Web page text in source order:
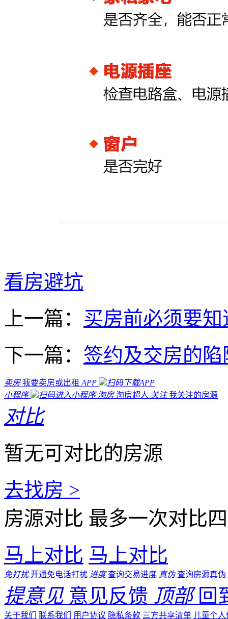
看房避坑
上一篇： 买房前必须要
下一篇： 签约及交房的
卖房 我要卖房或出租 APP
扫码下载APP
小程序
扫码进入小程序 淘房 淘房超人 关注 我关注的房源
对比
暂无可对比的房源
去找房 >
房源对比 最多一次对比
马上对比 马上对比
免打扰 开通免电话打扰 进度 查询交易进度 真伪 查询房源真伪
提意见 意见反馈 顶部 回
关于我们 联系我们 用户协议 隐私条款 三方共享清单 儿童个